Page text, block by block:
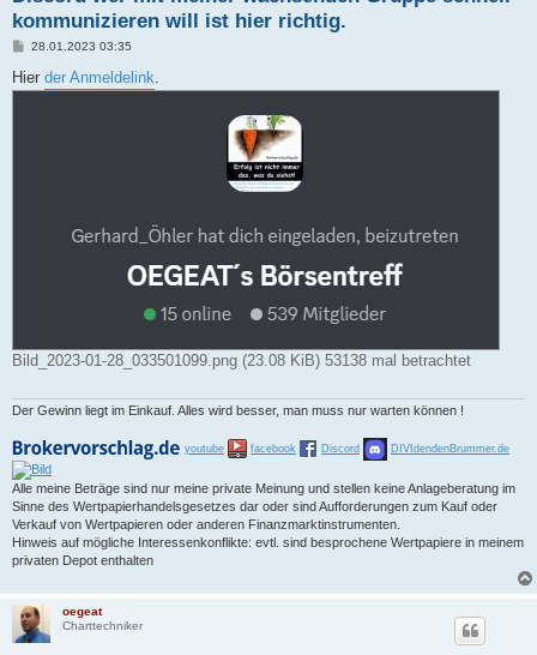
kommunizieren will ist hier richtig.
B
i
t
28.01.2023 03:35
Hier der Anmeldelink.
Bild_2023-01-28_033501099.png (23.08 KiB) 53138 mal betrachtet
Der Gewinn liegt im Einkauf. Alles wird besser, man muss nur warten können !
youtube facebook Discord DIVIdendenBrummer.de
Alle meine Beträge sind nur meine private Meinung und stellen keine Anlageberatung im
Sinne des Wertpapierhandelsgesetzes dar oder sind Aufforderungen zum Kauf oder
Verkauf von Wertpapieren oder anderen Finanzmarktinstrumenten.
Hinweis auf mögliche Interessenkonflikte: evtl. sind besprochene Wertpapiere in meinem
privaten Depot enthalten
oegeat
Charttechniker